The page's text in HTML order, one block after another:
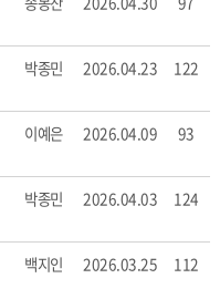
박종민 2026.04.23 122
이예은 2026.04.09 93
박종민 2026.04.03 124
백지인 2026.03.25 112